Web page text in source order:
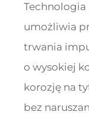
Technologia
umożliwia
trwania
o wysokiej
korozję na
bez